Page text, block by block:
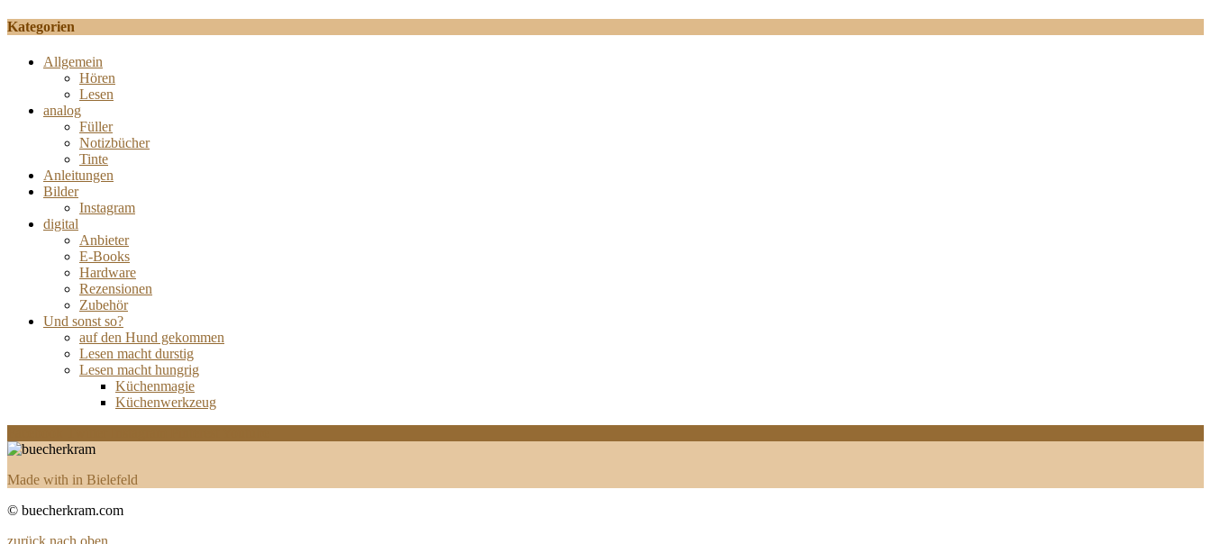
Kategorien
Allgemein
Hören
Lesen
analog
Füller
Notizbücher
Tinte
Anleitungen
Bilder
Instagram
digital
Anbieter
E-Books
Hardware
Rezensionen
Zubehör
Und sonst so?
auf den Hund gekommen
Lesen macht durstig
Lesen macht hungrig
Küchenmagie
Küchenwerkzeug
Made with in Bielefeld
© buecherkram.com
zurück nach oben